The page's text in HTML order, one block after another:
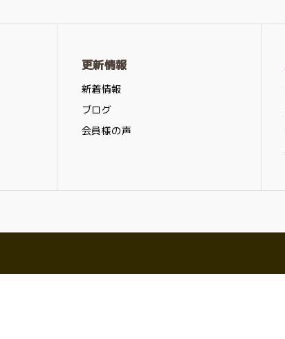
更新情報
新着情報
ブログ
会員様の声